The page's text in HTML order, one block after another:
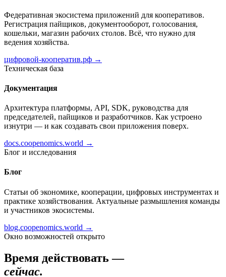
Федеративная экосистема приложений для кооперативов.
Регистрация пайщиков, документооборот, голосования,
кошельки, магазин рабочих столов. Всё, что нужно для
ведения хозяйства.
цифровой-кооператив.рф →
Техническая база
Документация
Архитектура платформы, API, SDK, руководства для
председателей, пайщиков и разработчиков. Как устроено
изнутри — и как создавать свои приложения поверх.
docs.coopenomics.world →
Блог и исследования
Блог
Статьи об экономике, кооперации, цифровых инструментах и
практике хозяйствования. Актуальные размышления команды
и участников экосистемы.
blog.coopenomics.world →
Окно возможностей открыто
Время действовать —
сейчас.